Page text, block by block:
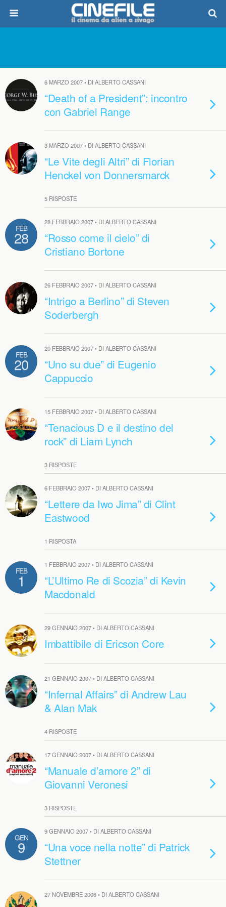
6 MARZO 2007 • DI ALBERTO CASSANI
“Death of a President”: incontro
con Gabriel Range
3 MARZO 2007 • DI ALBERTO CASSANI
“Le Vite degli Altri” di Florian
Henckel von Donnersmarck
5 RISPOSTE
FEB
28
28 FEBBRAIO 2007 • DI ALBERTO CASSANI
“Rosso come il cielo” di
Cristiano Bortone
26 FEBBRAIO 2007 • DI ALBERTO CASSANI
“Intrigo a Berlino” di Steven
Soderbergh
FEB
20
20 FEBBRAIO 2007 • DI ALBERTO CASSANI
“Uno su due” di Eugenio
Cappuccio
15 FEBBRAIO 2007 • DI ALBERTO CASSANI
“Tenacious D e il destino del
rock” di Liam Lynch
3 RISPOSTE
6 FEBBRAIO 2007 • DI ALBERTO CASSANI
“Lettere da Iwo Jima” di Clint
Eastwood
1 RISPOSTA
FEB
1
1 FEBBRAIO 2007 • DI ALBERTO CASSANI
“L’Ultimo Re di Scozia” di Kevin
Macdonald
29 GENNAIO 2007 • DI ALBERTO CASSANI
Imbattibile di Ericson Core
21 GENNAIO 2007 • DI ALBERTO CASSANI
“Infernal Affairs” di Andrew Lau
& Alan Mak
4 RISPOSTE
17 GENNAIO 2007 • DI ALBERTO CASSANI
“Manuale d’amore 2” di
Giovanni Veronesi
3 RISPOSTE
GEN
9
9 GENNAIO 2007 • DI ALBERTO CASSANI
“Una voce nella notte” di Patrick
Stettner
27 NOVEMBRE 2006 • DI ALBERTO CASSANI